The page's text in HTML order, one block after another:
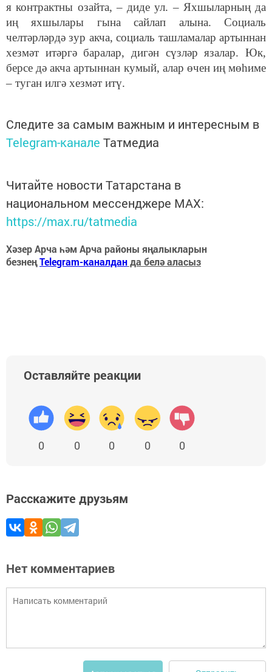
я контрактны озайта, – диде ул. – Яхшыларның да
иң яхшылары гына сайлап алына. Социаль
челтәрләрдә зур акча, социаль ташламалар артыннан
хезмәт итәргә баралар, дигән сүзләр язалар. Юк,
берсе дә акча артыннан кумый, алар өчен иң мөһиме
– туган илгә хезмәт итү.
Следите за самым важным и интересным в
Telegram-канале Татмедиа
Читайте новости Татарстана в
национальном мессенджере MАХ:
https://max.ru/tatmedia
Хәзер Арча һәм Арча районы яңалыкларын
безнеңTelegram-каналданда белә аласыз
Оставляйте реакции
0 0 0 0 0
Расскажите друзьям
Нет комментариев